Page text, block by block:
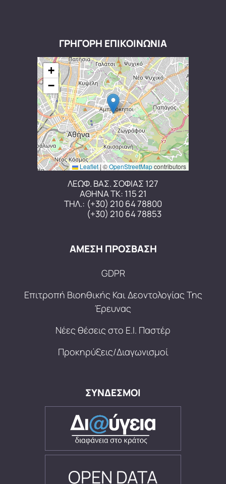
ΓΡΗΓΟΡΗ ΕΠΙΚΟΙΝΩΝΙΑ
+
−
Leaflet|©OpenStreetMapcontributors
ΛΕΩΦ. ΒΑΣ. ΣΟΦΙΑΣ 127
ΑΘΗΝΑ ΤΚ: 115 21
ΤΗΛ.: (+30) 210 64 78800
(+30) 210 64 78853
ΑΜΕΣΗ ΠΡΟΣΒΑΣΗ
GDPR
Επιτροπή Βιοηθικής Και Δεοντολογίας Της
Έρευνας
Νέες θέσεις στο Ε.Ι. Παστέρ
Προκηρύξεις/Διαγωνισμοί
ΣΥΝΔΕΣΜΟΙ
OPEN DATA